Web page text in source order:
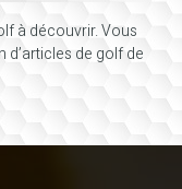
à découvrir. Vous
de golf de